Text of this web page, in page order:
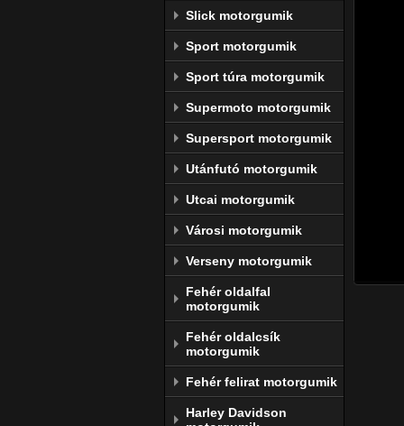
Slick motorgumik
Sport motorgumik
Sport túra motorgumik
Supermoto motorgumik
Supersport motorgumik
Utánfutó motorgumik
Utcai motorgumik
Városi motorgumik
Verseny motorgumik
Fehér oldalfal
motorgumik
Fehér oldalcsík
motorgumik
Fehér felirat motorgumik
Harley Davidson